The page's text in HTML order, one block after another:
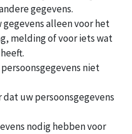
gegevens.
alleen voor het
melding of voor iets wat
niet
uw persoonsgegevens
nodig hebben voor